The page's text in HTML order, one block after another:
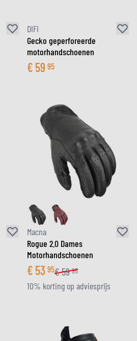
DIFI
Gecko geperforeerde
motorhandschoenen
€ 59 95
Macna
Rogue 2.0 Dames
Motorhandschoenen
€ 53 95€59 95
10% korting op adviesprijs